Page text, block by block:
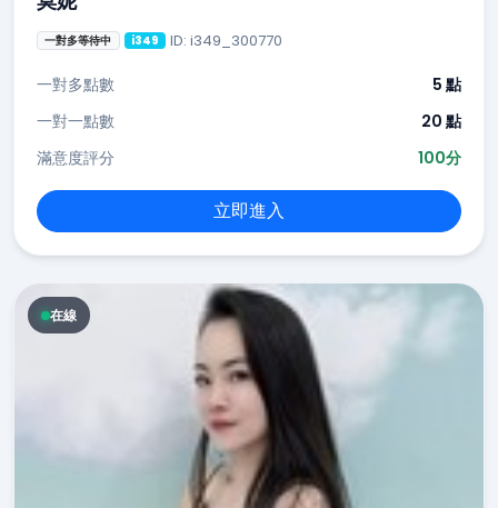
一對多等待中 i349 ID: i349_300770
一對多點數
5 點
一對一點數
20 點
滿意度評分
100分
立即進入
在線